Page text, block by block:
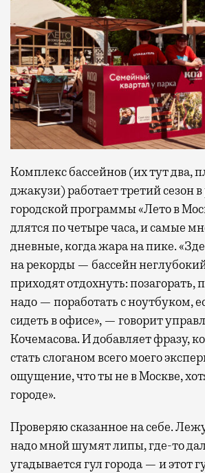
Комплекс бассейнов (их тут два,
джакузи) работает третий сезон
городской программы «Лето в
длятся по четыре часа, и самые
дневные, когда жара на пике.
на рекорды — бассейн
приходят отдохнуть: позагорать,
надо — поработать с ноутбуком,
сидеть в офисе», — говорит
Кочемасова. И добавляет фразу,
стать слоганом всего моего
ощущение, что ты не в Москве,
городе».
Проверяю сказанное на себе.
надо мной шумят липы, где-то
угадывается гул города — и этот